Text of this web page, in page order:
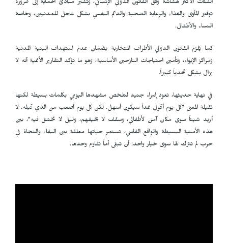
الفئات الأكثر هشاشة وفق القانون الدولي الإنساني، وتشير مبادئ الحماية إلى ضرورة
توفير المأوى والغذاء والرعاية الصحية والدعم النفسي بشكل عاجل للمدنيين، وخاصة
النساء والأطفال.
كما يُلزم القانون الدولي الأطراف المتحاربة بضمان عدم استهداف البنية المدنية
ومراكز الإيواء، وتأمين احتياجات النازحين الأساسية، وهو ما تؤكد التقارير الأممية أنه لا
يزال يشكل تحدياً كبيراً.
في نهاية حديثها، تعود إسراء جنيد لتلخص مشهدها اليومي بكلمات بسيطة لكنها
ثقيلة المعنى "كل يوم أقول غداً سيكون أسهل. لكن كل يوم أصعب من الذي قبله. لا
أريد شيئاً سوى مكان آمن لأطفالي، وسقف لا يخيفهم، وليل لا نختنق فيه"، بين
هذه الأمنية البسيطة والواقع القاسي، تستمر حياتها معلقة بين البقاء والنجاة في
حرب لم تترك لها سوى خيار واحد: أن تبقى أماً تقاوم وحدها.